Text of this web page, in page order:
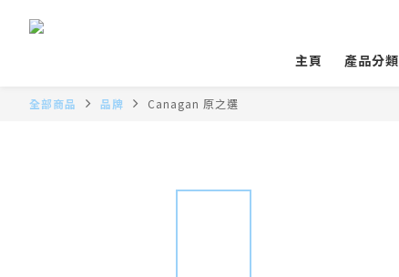
主頁
產品分類
全部商品 品牌 Canagan 原之選